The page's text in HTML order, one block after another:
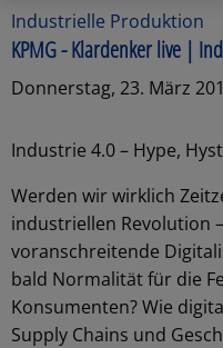
Industrielle Produktion
KPMG - Klardenker live |
Donnerstag, 23. März
Industrie 4.0 – Hype,
Werden wir wirklich
industriellen Revolution
voranschreitende
bald Normalität für die
Konsumenten? Wie
Supply Chains und